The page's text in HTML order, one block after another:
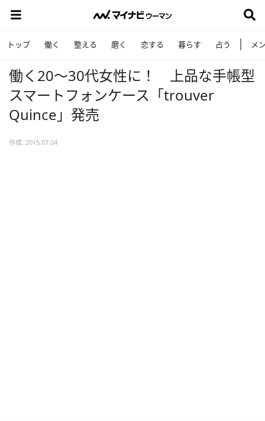
トップ 働く 整える 磨く 恋する 暮らす 占う メ
働く20～30代女性に！ 上品な手帳型
スマートフォンケース「trouver
Quince」発売
作成: 2015.07.04